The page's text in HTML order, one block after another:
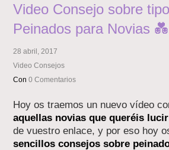
Video Consejo sobre
Peinados para Novias
28 abril, 2017
Video Consejos
Con0 Comentarios
Hoy os traemos un nuevo vídeo
aquellas novias que queréis
de vuestro enlace, y por eso hoy
sencillos consejos sobre